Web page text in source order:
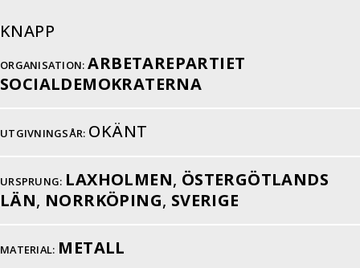
KNAPP
ORGANISATION: ARBETAREPARTIET
SOCIALDEMOKRATERNA
UTGIVNINGSÅR: OKÄNT
URSPRUNG: LAXHOLMEN, ÖSTERGÖTLANDS
LÄN, NORRKÖPING, SVERIGE
MATERIAL: METALL